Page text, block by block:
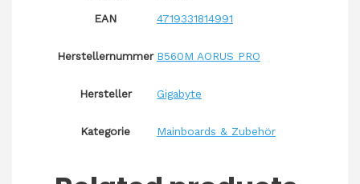
EAN 4719331814991
Herstellernummer B560M AORUS PRO
Hersteller Gigabyte
Kategorie Mainboards & Zubehör